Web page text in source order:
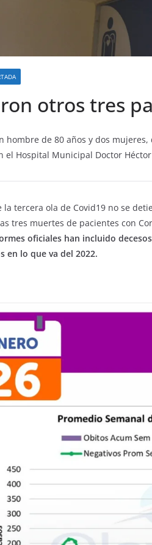
otros tres
hombre de 80 años y dos
el Hospital Municipal Doctor
la tercera ola de Covid19 no se
tres muertes de pacientes con
oficiales han incluido
en lo que va del 2022.